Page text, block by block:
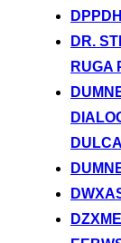
DR.
RUGA